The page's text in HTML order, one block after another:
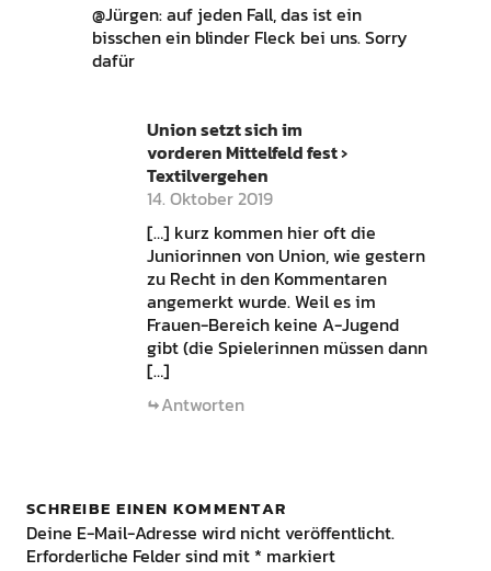
@Jürgen: auf jeden Fall, das ist ein
bisschen ein blinder Fleck bei uns. Sorry
dafür
Union setzt sich im
vorderen Mittelfeld fest ›
Textilvergehen
14. Oktober 2019
[…] kurz kommen hier oft die
Juniorinnen von Union, wie gestern
zu Recht in den Kommentaren
angemerkt wurde. Weil es im
Frauen-Bereich keine A-Jugend
gibt (die Spielerinnen müssen dann
[…]
Antworten
SCHREIBE EINEN KOMMENTAR
Deine E-Mail-Adresse wird nicht veröffentlicht.
Erforderliche Felder sind mit * markiert